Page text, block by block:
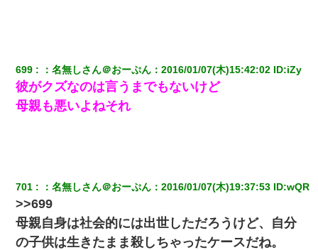
那「娘がシんだよ。何度も連絡したのに…」嫁「えっ」→なん
と・・・
近づいて頭突きをしてきて…
夫に癌の余命宣告。その闘病中に長女から信じられない言葉を受
けた
699 ：名無しさん＠おーぷん ：2016/01/07(木)15:42:02 ID:iZy
彼がクズなのは言うまでもないけど
母親も悪いよねそれ
701 ：名無しさん＠おーぷん ：2016/01/07(木)19:37:53 ID:wQR
>>699
母親自身は社会的には出世しただろうけど、自分
の子供は生きたまま殺しちゃったケースだね。